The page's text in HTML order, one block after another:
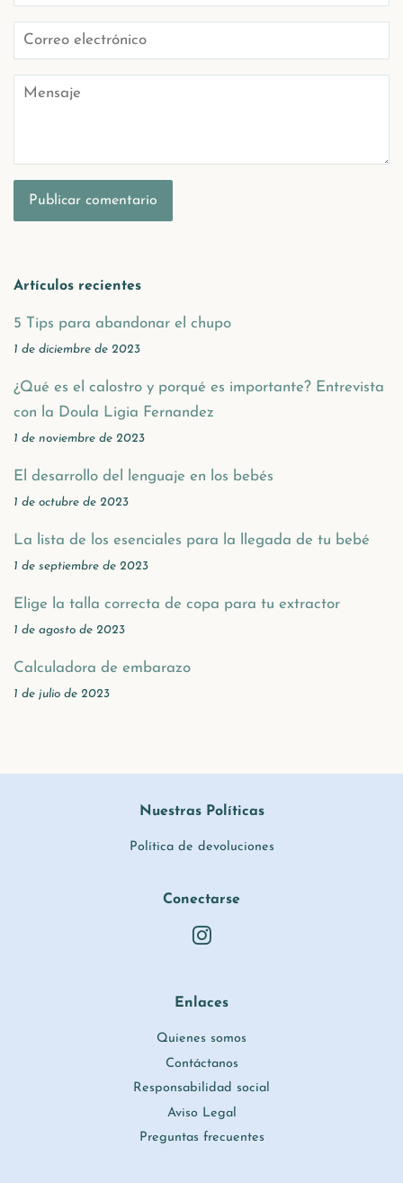
Correo
electrónico
Mensaje
Artículos recientes
5 Tips para abandonar el chupo
1 de diciembre de 2023
¿Qué es el calostro y porqué es importante? Entrevista
con la Doula Ligia Fernandez
1 de noviembre de 2023
El desarrollo del lenguaje en los bebés
1 de octubre de 2023
La lista de los esenciales para la llegada de tu bebé
1 de septiembre de 2023
Elige la talla correcta de copa para tu extractor
1 de agosto de 2023
Calculadora de embarazo
1 de julio de 2023
Nuestras Políticas
Política de devoluciones
Conectarse
Enlaces
Quienes somos
Contáctanos
Responsabilidad social
Aviso Legal
Preguntas frecuentes